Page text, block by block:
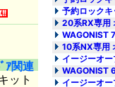
予約ロック
20系RX専用
WAGONIST
10系NX専用
イージーオ
WAGONIST
イージーオ